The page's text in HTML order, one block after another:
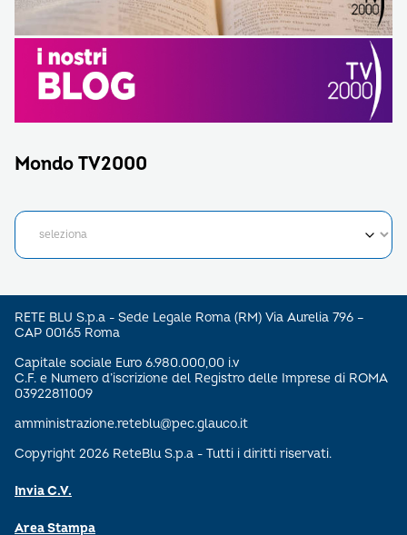
Mondo TV2000
RETE BLU S.p.a - Sede Legale Roma (RM) Via Aurelia 796 –
CAP 00165 Roma
Capitale sociale Euro 6.980.000,00 i.v
C.F. e Numero d’iscrizione del Registro delle Imprese di ROMA
03922811009
amministrazione.reteblu@pec.glauco.it
Copyright 2026 ReteBlu S.p.a - Tutti i diritti riservati.
Invia C.V.
Area Stampa